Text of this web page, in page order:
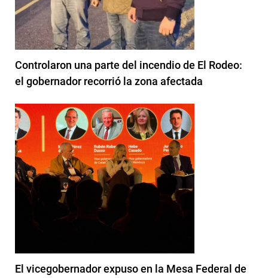
Controlaron una parte del incendio de El Rodeo:
el gobernador recorrió la zona afectada
El vicegobernador expuso en la Mesa Federal de